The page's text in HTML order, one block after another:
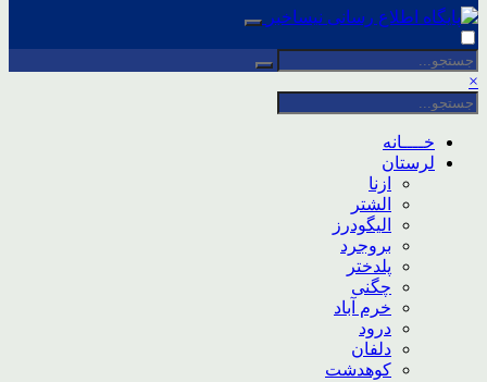
×
خــــانه
لرستان
ازنا
الشتر
الیگودرز
بروجرد
پلدختر
چگنی
خرم آباد
درود
دلفان
کوهدشت